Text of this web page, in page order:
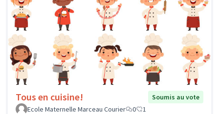
Tous en cuisine!
Soumis au vote
Ecole Maternelle Marceau Courier
0 1